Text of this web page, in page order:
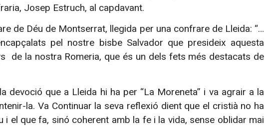
Josep Estruch, al capdavant.
de Déu de Montserrat, llegida per una confrare de Lleida: “…
pel nostre bisbe Salvador que presideix aquesta
de la nostra Romeria, que és un dels fets més destacats de
devoció que a Lleida hi ha per “La Moreneta” i va agrair a la
la. Va Continuar la seva reflexió dient que el cristià no ha
el que fa, sinó coherent amb la fe i la vida, sense oblidar mai